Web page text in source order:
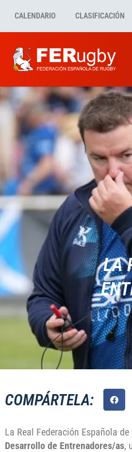
CALENDARIO CLASIFICACIÓN
LA
COMPÁRTELA:
La Real Federación Española
Desarrollo de Entrenadores/as,